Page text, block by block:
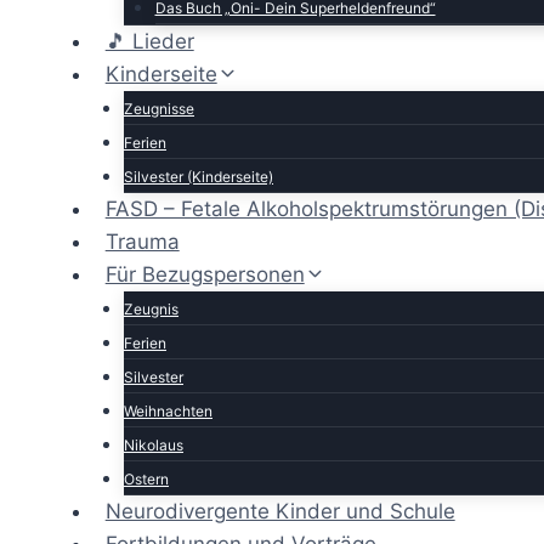
Das Buch „Oni- Dein Superheldenfreund“
🎵 Lieder
Kinderseite
Zeugnisse
Ferien
Silvester (Kinderseite)
FASD – Fetale Alkoholspektrumstörungen
Trauma
Für Bezugspersonen
Zeugnis
Ferien
Silvester
Weihnachten
Nikolaus
Ostern
Neurodivergente Kinder und Schule